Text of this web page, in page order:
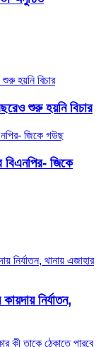
শুরু হয়নি বিচার
বিএনপির- জিকে
নির্যাতন,